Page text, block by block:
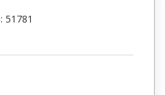
51781